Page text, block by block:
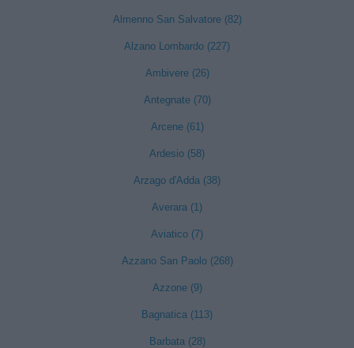
Almenno San Salvatore (82)
Alzano Lombardo (227)
Ambivere (26)
Antegnate (70)
Arcene (61)
Ardesio (58)
Arzago d'Adda (38)
Averara (1)
Aviatico (7)
Azzano San Paolo (268)
Azzone (9)
Bagnatica (113)
Barbata (28)